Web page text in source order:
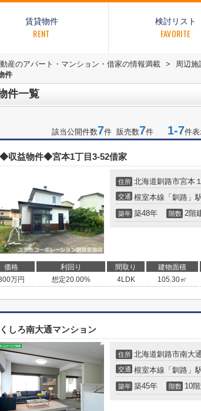
賃貸物件
RENT
検討リスト
FAVORITE
産のアパート・マンション・借家の情報満載 > 周辺施
件
件一覧
該当公開件数7件 販売数7件 1-7件
◆収益物件◆宮本1丁目3-52借家
住所 北海道釧路市宮本
交通 根室本線 「 釧路 」
築年 築48年 階数 2階
価格 利回り 間取り 建物面積
万円 想定20.00% 4LDK 105.30㎡
くしろ南大通マンション
住所 北海道釧路市南大
交通 根室本線 「 釧路 」
築年 築45年 階数 10